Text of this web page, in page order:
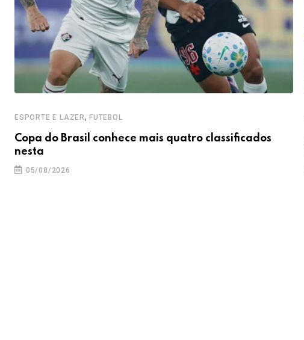
ESPORTE E LAZER, FUTEBOL
Copa do Brasil conhece mais quatro classificados
nesta
05/08/2026